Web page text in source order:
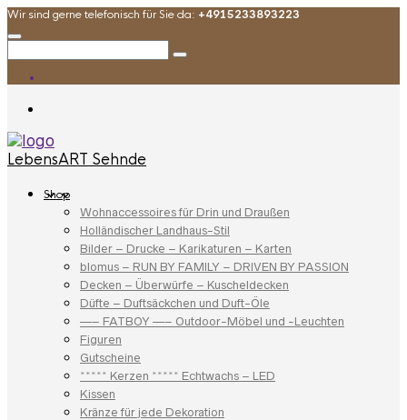
Wir sind gerne telefonisch für Sie da: +4915233893223
LebensART Sehnde
Shop
Wohnaccessoires für Drin und Draußen
Holländischer Landhaus-Stil
Bilder – Drucke – Karikaturen – Karten
blomus – RUN BY FAMILY – DRIVEN BY PASSION
Decken – Überwürfe – Kuscheldecken
Düfte – Duftsäckchen und Duft-Öle
—– FATBOY —– Outdoor-Möbel und -Leuchten
Figuren
Gutscheine
***** Kerzen ***** Echtwachs – LED
Kissen
Kränze für jede Dekoration